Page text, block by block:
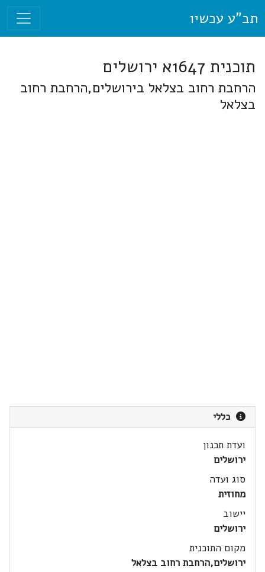
תב"ע עכשיו
תוכנית 1647א ירושלים
הרחבת רחוב בצלאל בירושלים,הרחבת רחוב
בצלאל
כללי
ועדת תכנון
ירושלים
סוג ועדה
מחוזית
יישוב
ירושלים
מקום התוכנית
ירושלים,הרחבת רחוב בצלאל